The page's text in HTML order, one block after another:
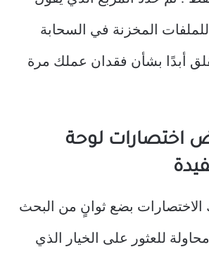
للملفات المخزنة في السحابة
أبدًا بشأن فقدان عملك مرة
اختصارات لوحة
الاختصارات بضع ثوانٍ من البحث
للعثور على الخيار الذي